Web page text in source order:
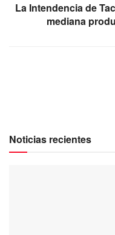
La Intendencia de
mediana
Noticias recientes